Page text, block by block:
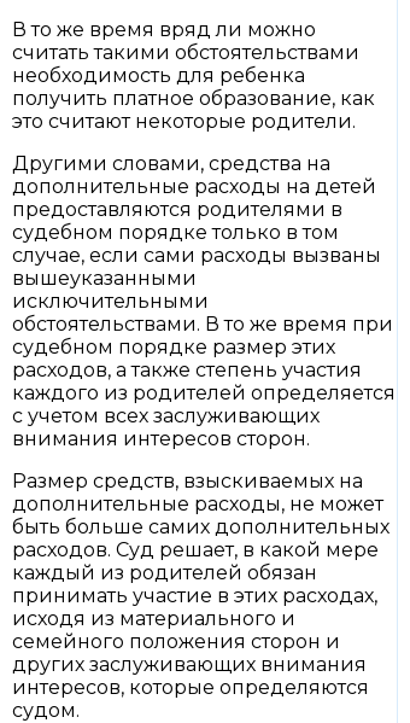
В то же время вряд ли можно
считать такими обстоятельствами
необходимость для ребенка
получить платное образование, как
это считают некоторые родители.
Другими словами, средства на
дополнительные расходы на детей
предоставляются родителями в
судебном порядке только в том
случае, если сами расходы вызваны
вышеуказанными
исключительными
обстоятельствами. В то же время при
судебном порядке размер этих
расходов, а также степень участия
каждого из родителей определяется
с учетом всех заслуживающих
внимания интересов сторон.
Размер средств, взыскиваемых на
дополнительные расходы, не может
быть больше самих дополнительных
расходов. Суд решает, в какой мере
каждый из родителей обязан
принимать участие в этих расходах,
исходя из материального и
семейного положения сторон и
других заслуживающих внимания
интересов, которые определяются
судом.